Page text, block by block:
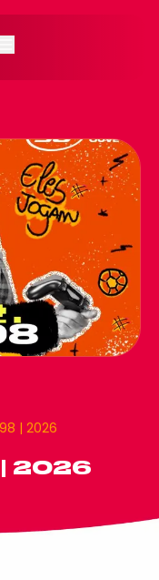
| 2026
| 2026